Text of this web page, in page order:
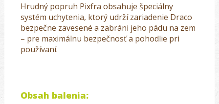
Hrudný popruh Pixfra obsahuje špeciálny
systém uchytenia, ktorý udrží zariadenie Draco
bezpečne zavesené a zabráni jeho pádu na zem
– pre maximálnu bezpečnosť a pohodlie pri
používaní.
Obsah balenia: